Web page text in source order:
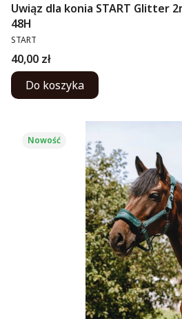
Uwiąz dla konia START Glitter
48H
PRODUCENT
START
Cena
40,00 zł
Do koszyka
Nowość